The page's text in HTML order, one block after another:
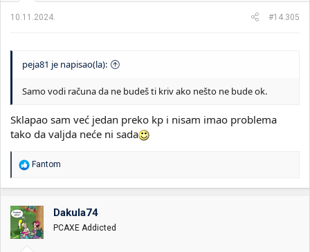
:
10.11.2024. #14.305
peja81 je napisao(la):
Samo vodi računa da ne budeš ti kriv ako nešto ne bude ok.
Sklapao sam već jedan preko kp i nisam imao problema
tako da valjda neće ni sada
R
a
o
v
a
n
Fantom
Dakula74
PCAXE Addicted